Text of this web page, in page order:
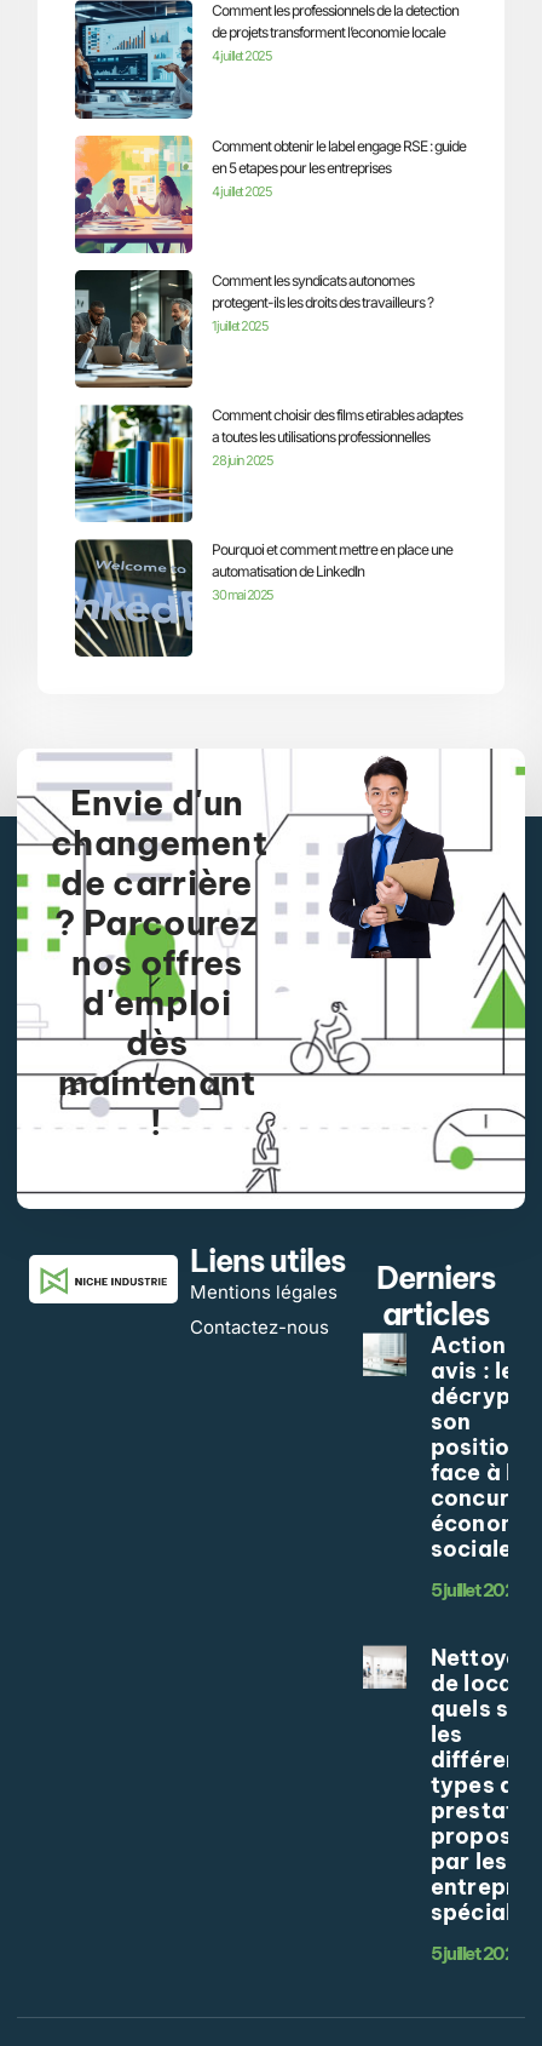
Comment les professionnels de la detection
de projets transforment l’economie locale
4 juillet 2025
Comment obtenir le label engage RSE : guide
en 5 etapes pour les entreprises
4 juillet 2025
Comment les syndicats autonomes
protegent-ils les droits des travailleurs ?
1 juillet 2025
Comment choisir des films etirables adaptes
a toutes les utilisations professionnelles
28 juin 2025
Pourquoi et comment mettre en place une
automatisation de LinkedIn
30 mai 2025
Envie d'un
changement
de carrière
? Parcourez
nos offres
d'emploi
dès
maintenant
!
Liens utiles
Mentions légales
Contactez-nous
Derniers
articles
Action
avis : le
son
face à la
économie
sociale
5 juillet 2026
de
quels
les
différents
types de
par les
5 juillet 2026